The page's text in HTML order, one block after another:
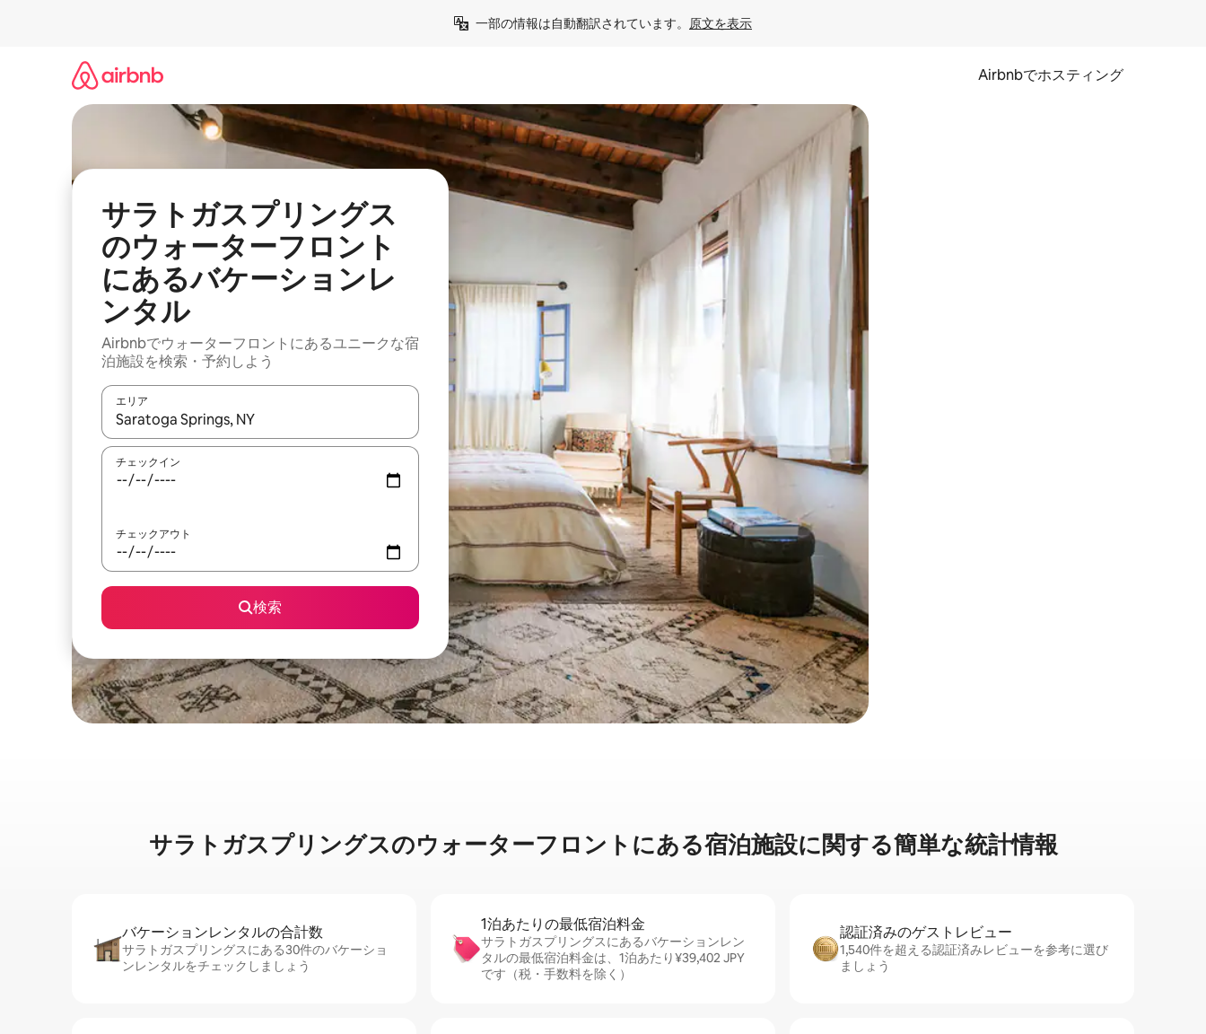
一部の情報は自動翻訳されています。 原文を表示
Airbnbでホスティング
サラトガスプリングス
のウォーターフロント
にあるバケーションレ
ンタル
Airbnbでウォーターフロントにあるユニークな宿
泊施設を検索・予約しよう
エリア
検索結果が表示されたら、上下の矢印キーを使って移動するか、画面をタッチまたはスワイプして検索結果を確認することができます。
チェックイン
チェックアウト
検索
サラトガスプリングスのウ⁠ォ⁠ー⁠タ⁠ー⁠フ⁠ロ⁠ン⁠ト⁠に⁠あ⁠る宿⁠泊⁠施⁠設⁠に関⁠す⁠る簡⁠単⁠な統⁠計⁠情⁠報
バケーションレ⁠ン⁠タ⁠ル⁠の合⁠計⁠数
サラトガスプリングスにある30件のバケーショ
ンレンタルをチェックしましょう
1泊あたりの最⁠低⁠宿⁠泊⁠料⁠金
サラトガスプリングスにあるバケーションレン
タルの最低宿泊料金は、1泊あたり¥39,402 JPY
です（税・手数料を除く）
認証済みのゲ⁠ス⁠ト⁠レ⁠ビ⁠ュ⁠ー
1,540件を超える認証済みレビューを参考に選び
ましょう